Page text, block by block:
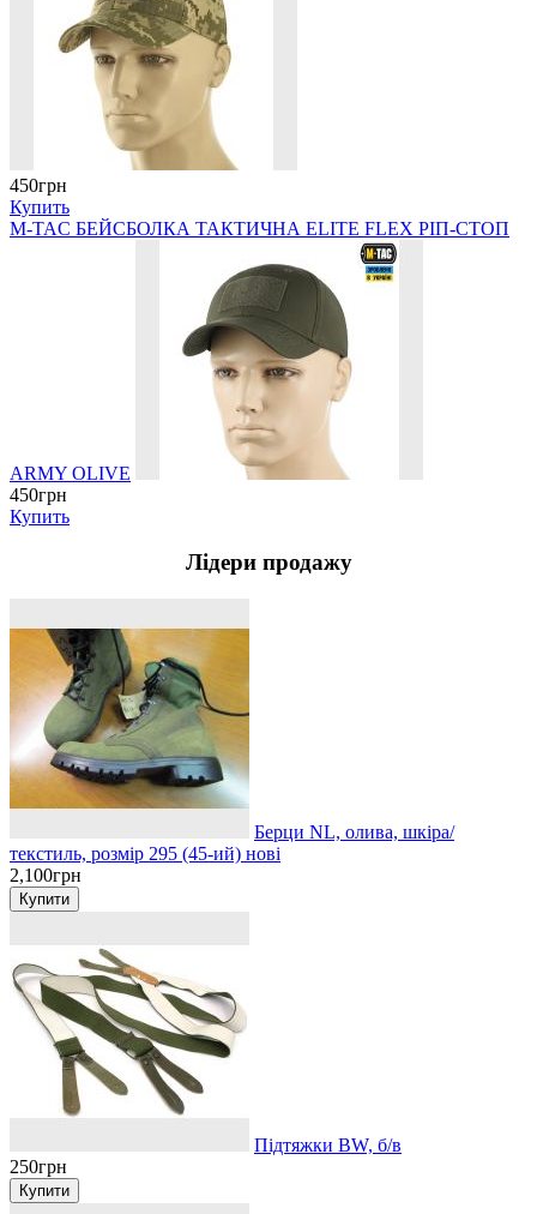
450грн
Купить
M-TAC БЕЙСБОЛКА ТАКТИЧНА ELITE FLEX РІП-СТОП
ARMY OLIVE
450грн
Купить
Лідери продажу
Берци NL, олива, шкіра/
текстиль, розмір 295 (45-ий) нові
2,100грн
Підтяжки BW, б/в
250грн